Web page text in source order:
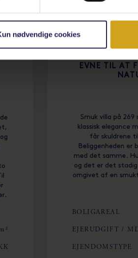
nødvendige cookies
SMUK VILLA
EVNE TIL AT
Smuk villa på
klassisk elegance
får skuldrene
Beliggenheden er
med det samme.
og det er det
omgivet af en
BOLIGAREAL
EJERUDGIFT /
EJENDOMSTYPE